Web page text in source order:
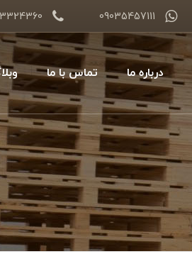
09035457111
درباره ما تماس با ما